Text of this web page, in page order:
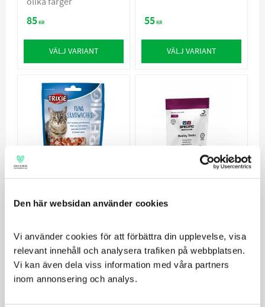
Den här websidan använder cookies
Vi använder cookies för att förbättra din upplevelse, visa
relevant innehåll och analysera trafiken på webbplatsen.
Vi kan även dela viss information med våra partners
inom annonsering och analys.
85KR
VÄLJ VARIANT
55KR
VÄLJ VARIANT
Trixie Tuna
Smak av tonfisk och
kyckling
29KR
Specific Healthy
Hälsomsamt godis för
katt
27KR